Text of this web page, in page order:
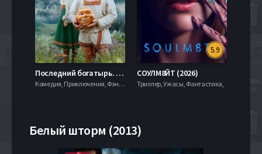
Последний богатырь. Колобок (2026)
Комедия, Приключения, Фэнтези,
5.9
СОУЛМ8ЙТ (2026)
Триллер, Ужасы, Фантастика,
Белый шторм (2013)